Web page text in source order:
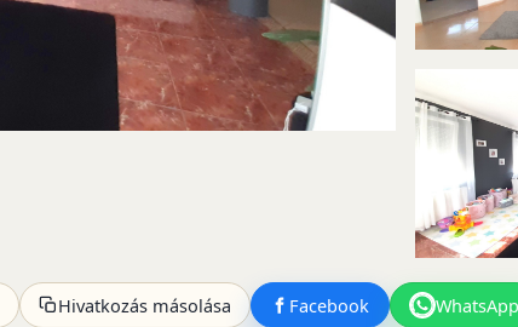
Hivatkozás másolása Facebook WhatsApp